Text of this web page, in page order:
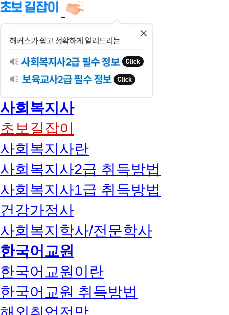
사회복지사
초보길잡이
사회복지사란
사회복지사2급 취득방법
사회복지사1급 취득방법
건강가정사
사회복지학사/전문학사
한국어교원
한국어교원이란
한국어교원 취득방법